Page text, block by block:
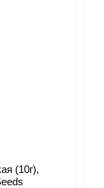
(10г),